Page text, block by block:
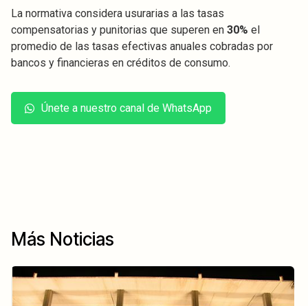
La normativa considera usurarias a las tasas
compensatorias y punitorias que superen en 30% el
promedio de las tasas efectivas anuales cobradas por
bancos y financieras en créditos de consumo.
Únete a nuestro canal de WhatsApp
Más Noticias